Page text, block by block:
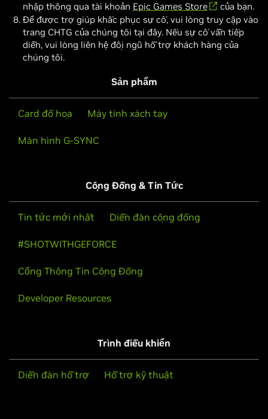
nhập thông qua tài khoản Epic Games Store
của bạn.
Để được trợ giúp khắc phục sự cố, vui lòng truy cập vào
trang CHTG của chúng tôi tại đây. Nếu sự cố vẫn tiếp
diễn, vui lòng liên hệ đội ngũ hỗ trợ khách hàng của
chúng tôi.
Sản phẩm
Card đồ họa Máy tính xách tay
Màn hình G-SYNC
Cộng Đồng & Tin Tức
Tin tức mới nhất Diễn đàn cộng đồng
#SHOTWITHGEFORCE
Cổng Thông Tin Cộng Đồng
Developer Resources
Trình điều khiển
Diễn đàn hỗ trợ Hỗ trợ kỹ thuật